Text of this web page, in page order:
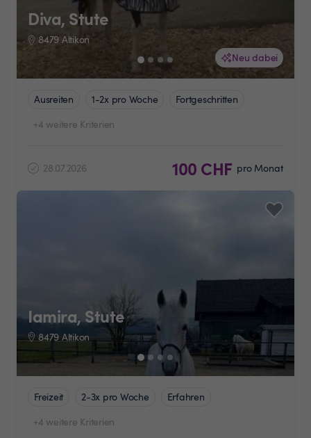
Neu dabei
Diva, Stute
8479 Altikon
Ausreiten 1-2x pro Woche
Fortgeschritten
+4 weitere Kriterien
28.07.2026 100 CHF pro Monat
Iamira, Stute
8479 Altikon
Freizeit 2-3x pro Woche
Erfahren
+4 weitere Kriterien